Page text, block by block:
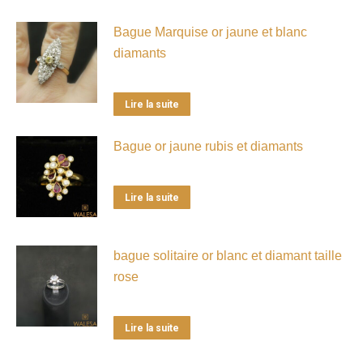
Bague Marquise or jaune et blanc
diamants
Lire la suite
Bague or jaune rubis et diamants
Lire la suite
bague solitaire or blanc et diamant taille
rose
Lire la suite